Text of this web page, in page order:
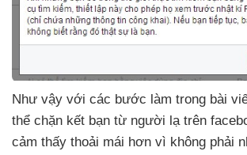
Như vậy với các bước làm trong bài
thể chặn kết bạn từ người lạ trên
cảm thấy thoải mái hơn vì không phải